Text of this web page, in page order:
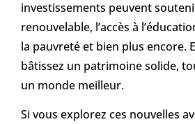
investissements peuvent
renouvelable, l’accès à
la pauvreté et bien plus encore.
bâtissez un patrimoine solide,
un monde meilleur.
Si vous explorez ces nouvelles